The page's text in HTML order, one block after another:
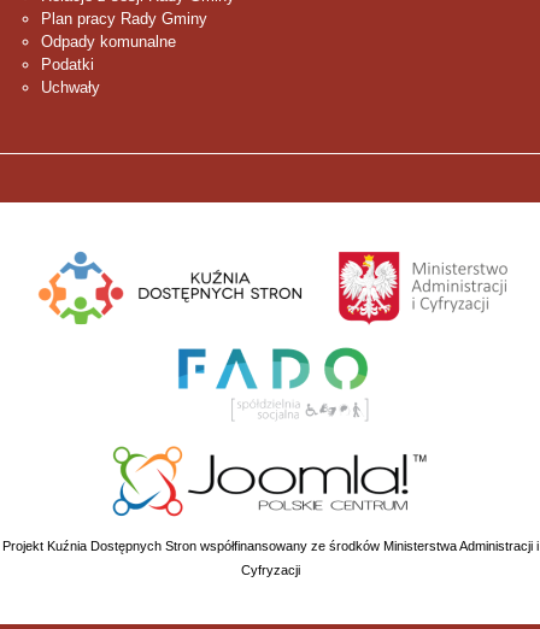
Plan pracy Rady Gminy
Odpady komunalne
Podatki
Uchwały
Projekt Kuźnia Dostępnych Stron współfinansowany ze środków Ministerstwa Administracji i
Cyfryzacji